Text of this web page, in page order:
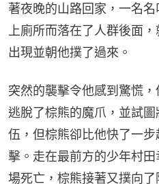
著夜晚的山路回家，一名
上廁所而落在了人群後面
出現並朝他撲了過來。
突然的襲擊令他感到驚慌
逃脫了棕熊的魔爪，並試
伍，但棕熊卻比他快了一
擊。走在最前方的少年村
場死亡，棕熊接著又撲向